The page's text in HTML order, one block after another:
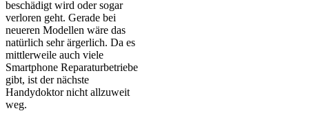
beschädigt wird oder sogar
verloren geht. Gerade bei
neueren Modellen wäre das
natürlich sehr ärgerlich. Da es
mittlerweile auch viele
Smartphone Reparaturbetriebe
gibt, ist der nächste
Handydoktor nicht allzuweit
weg.